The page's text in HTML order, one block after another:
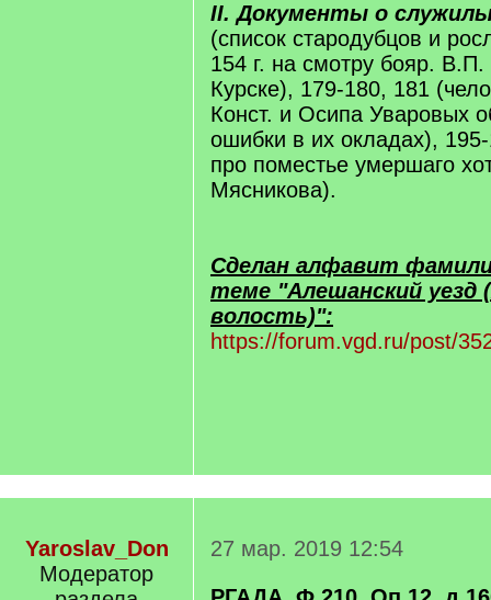
II. Документы о
(список стародубцов и
154 г. на смотру бояр.
Курске), 179-180, 181
Конст. и Осипа Уваровых
ошибки в их окладах),
про поместье умершаго
Мясникова).
Сделан алфавит
теме "Алешанский уезд
волость)":
https://forum.vgd.ru/post/
Yaroslav_Don
Модератор
27 мар. 2019 12:54